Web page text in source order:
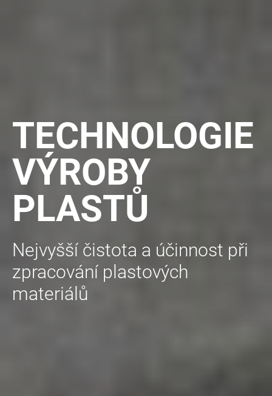
TECHNOLOGIE
VÝROBY
PLASTŮ
Nejvyšší čistota a účinnost při
zpracování plastových
materiálů